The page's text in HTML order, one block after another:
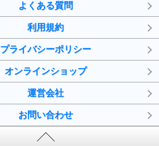
よくある質問
利用規約
プライバシーポリシー
オンラインショップ
運営会社
お問い合わせ